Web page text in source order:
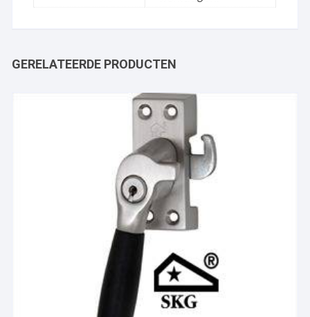
GERELATEERDE PRODUCTEN